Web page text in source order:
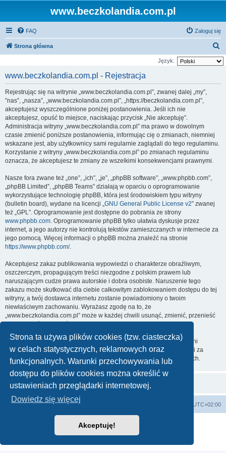
Strona ta używa plików cookies (tzw. ciasteczka)
w celach statystycznych, reklamowych oraz
funkcjonalnych. Warunki przechowywania lub
dostępu do plików cookies można określić w
ustawieniach przeglądarki internetowej.
Dowiedz się więcej
Akceptuję!
www.beczkolandia.com.pl
FAQ Zaloguj się
Strona główna
z
Język:
www.beczkolandia.com.pl - Rejestracja
Rejestrując się na witrynie „www.beczkolandia.com.pl”, zwanej dalej „my”,
”nas”, „nasza”, „www.beczkolandia.com.pl”, „https://beczkolandia.com.pl”,
akceptujesz wyszczególnione poniżej postanowienia. Jeśli ich nie
akceptujesz, opuść to miejsce, naciskając przycisk „Nie akceptuję”.
Administracja witryny „www.beczkolandia.com.pl” ma prawo w dowolnym
czasie zmienić poniższe postanowienia, informując cię o zmianach, niemniej
wskazane jest, aby użytkownicy sami regularnie zaglądali do tego regulaminu.
Korzystanie z witryny „www.beczkolandia.com.pl” po zmianach regulaminu
oznacza, że akceptujesz te zmiany ze wszelkimi konsekwencjami prawnymi.
Nasze fora zwane też „one”, „ich”, „je”, „phpBB software”, „www.phpbb.com”,
„phpBB Limited”, „phpBB Teams” działają w oparciu o oprogramowanie
wykorzystujące technologię phpBB, która jest środowiskiem typu witryny
(bulletin board), wydane na licencji „GNU General Public License v2” zwanej
też „GPL”. Oprogramowanie jest dostępne do pobrania ze strony
www.phpbb.com. Oprogramowanie phpBB tylko ułatwia dyskusje przez
internet, a jego autorzy nie kontrolują tekstów zamieszczanych w internecie za
jego pomocą. Więcej informacji o phpBB można znaleźć na stronie
https://www.phpbb.com/.
Akceptujesz zakaz publikowania wypowiedzi o charakterze obraźliwym,
oszczerczym, propagującym treści niezgodne z polskim prawem lub
naruszającym cudze prawa autorskie i dobra osobiste. Naruszenie tego
zakazu może skutkować dla ciebie całkowitym zablokowaniem dostępu do tej
witryny, a twój dostawca internetu zostanie powiadomiony o twoim
niewłaściwym zachowaniu. Wyrażasz zgodę na to, że
„www.beczkolandia.com.pl” może w każdej chwili usunąć, zmienić, przenieść
lub zamknąć każdy twój temat, post. Wyrażasz zgodę na zapisywanie
wszystkich podanych przez ciebie informacji w naszej bazie danych.
Informacje te nie będą przekazywane nikomu bez twojej zgody, ale ani
„www.beczkolandia.com.pl”, ani phpBB nie ponosi odpowiedzialności za
włamania do witryny, podczas których może dojść do kradzieży danych.
Strona główna UTC+02:00
Technologię dostarcza phpBB
® Forum Software © phpBB Limited